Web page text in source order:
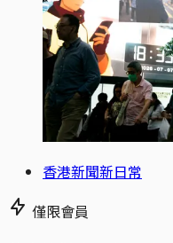
香港新聞新日常
僅限會員